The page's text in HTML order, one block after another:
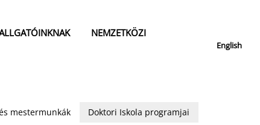
NEMZETKÖZI
English
mestermunkák
Doktori Iskola programjai